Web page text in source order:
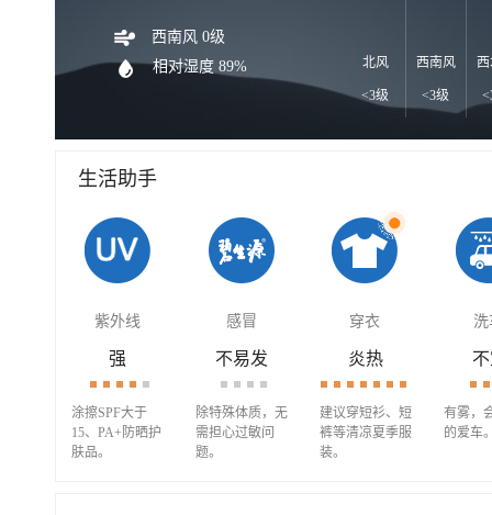
西南风 0级
相对湿度 89%
北风
<3级
西南风
<3级
生活助手
紫外线 感冒 穿衣 洗
强
涂擦SPF大于
15、PA+防晒护
肤品。
不易发
除特殊体质，无
需担心过敏问
题。
炎热
建议穿短衫、短
裤等清凉夏季服
装。
有雾，
的爱车